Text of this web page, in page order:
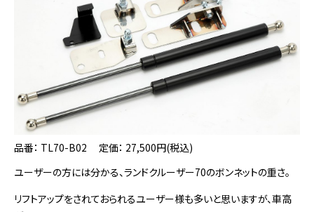
品番： TL70-B02 定価： 27,500円(税込)
ユーザーの方には分かる、ランドクルーザー70のボンネットの重さ。
リフトアップをされておられるユーザー様も多いと思いますが、車高